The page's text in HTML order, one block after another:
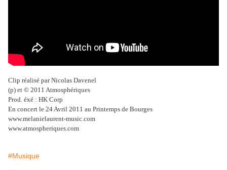
Clip réalisé par Nicolas Davenel
(p) et © 2011 Atmosphériques
Prod. éxé : HK Corp
En concert le 24 Avril 2011 au Printemps de Bourges
www.melanielaurent-music.com
www.atmospheriques.com
#Musique